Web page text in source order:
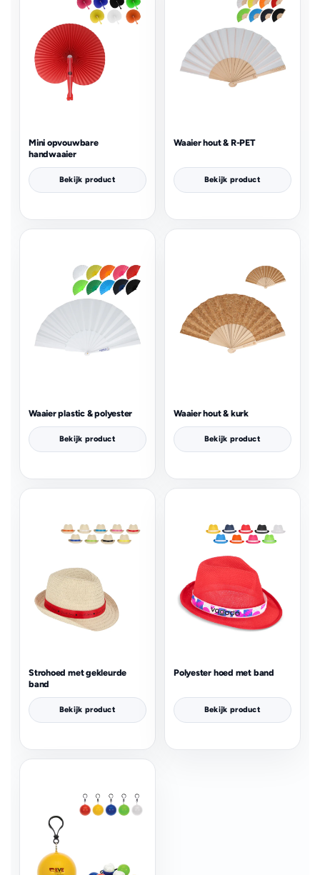
Mini opvouwbare
handwaaier
Bekijk product
Waaier hout & R-PET
Bekijk product
Waaier plastic & polyester
Bekijk product
Waaier hout & kurk
Bekijk product
Strohoed met gekleurde
band
Bekijk product
Polyester hoed met band
Bekijk product